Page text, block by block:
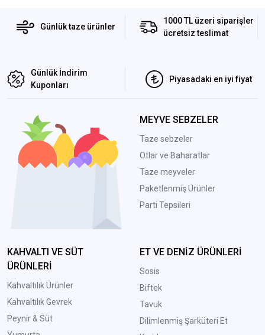
Günlük taze ürünler
1000 TL üzeri siparişler
ücretsiz teslimat
Günlük İndirim
Kuponları
Piyasadaki en iyi fiyat
MEYVE SEBZELER
Taze sebzeler
Otlar ve Baharatlar
Taze meyveler
Paketlenmiş Ürünler
Parti Tepsileri
KAHVALTI VE SÜT
ÜRÜNLERİ
Kahvaltılık Ürünler
Kahvaltılık Gevrek
Peynir & Süt
ET VE DENİZ ÜRÜNLERİ
Sosis
Biftek
Tavuk
Dilimlenmiş Şarküteri Et